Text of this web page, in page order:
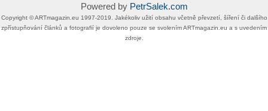
Powered by PetrSalek.com
Copyright ©​ ​​ARTmagazin.eu ​1997-2019​.​ Jakékoliv užití obsahu včetně převzetí, šíření či dalšího
zpřístupňování článků a fotografií je dovoleno pouze se svolením ​ARTmagazin.eu​ ​a s uvedením
zdroje.